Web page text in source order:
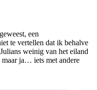
een
te vertellen dat ik behalve
weinig van het eiland
ja… iets met andere